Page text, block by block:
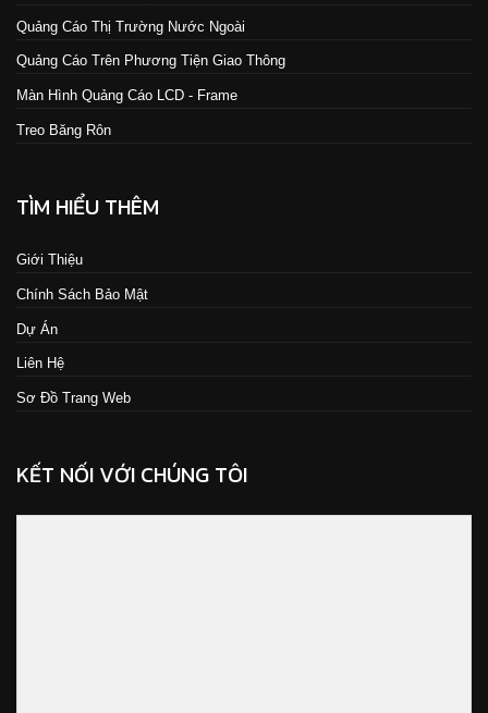
Quảng Cáo Thị Trường Nước Ngoài
Quảng Cáo Trên Phương Tiện Giao Thông
Màn Hình Quảng Cáo LCD - Frame
Treo Băng Rôn
TÌM HIỂU THÊM
Giới Thiệu
Chính Sách Bảo Mật
Dự Án
Liên Hệ
Sơ Đồ Trang Web
KẾT NỐI VỚI CHÚNG TÔI